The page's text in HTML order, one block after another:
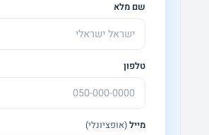
שם מלא
טלפון
מייל(אופציונלי)